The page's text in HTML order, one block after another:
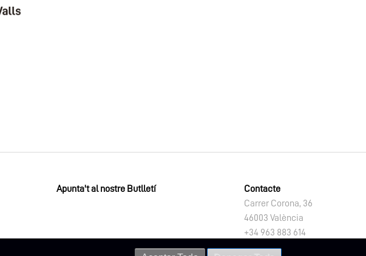
Apunta't al nostre Butlletí
Contacte
Carrer Corona, 36
46003 València
+34 963 883 614
letno@dival.es